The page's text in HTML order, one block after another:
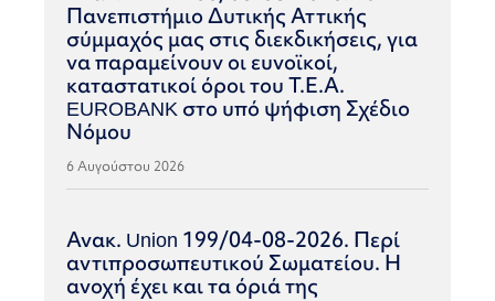
Πανεπιστήμιο Δυτικής Αττικής
σύμμαχός μας στις διεκδικήσεις, για
να παραμείνουν οι ευνοϊκοί,
καταστατικοί όροι του Τ.Ε.Α.
EUROBANK στο υπό ψήφιση Σχέδιο
Νόμου
6 Αυγούστου 2026
Ανακ. Union 199/04-08-2026. Περί
αντιπροσωπευτικού Σωματείου. Η
ανοχή έχει και τα όριά της